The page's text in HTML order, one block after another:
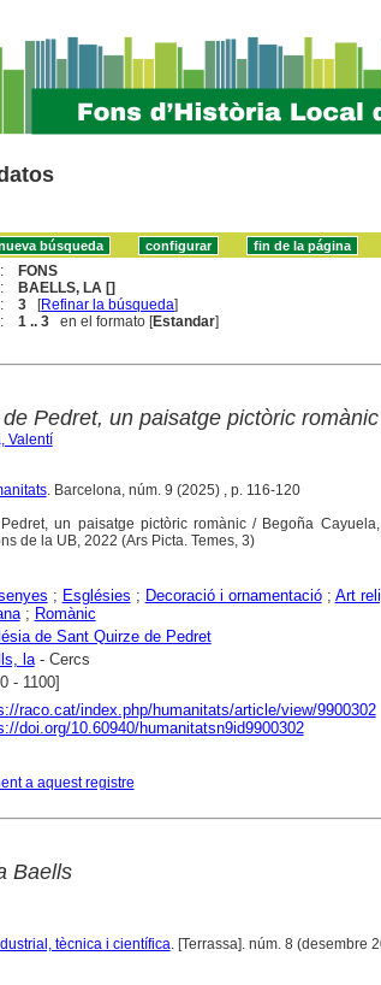
FONS
BAELLS, LA []
3 [Refinar la búsqueda]
1 .. 3 en el formato [Estandar]
Pedret, un paisatge pictòric romànic
Valentí
. Barcelona, núm. 9 (2025) , p. 116-120
un paisatge pictòric romànic / Begoña
de la UB, 2022 (Ars Picta. Temes, 3)
; Esglésies ; Decoració i ornamentació; Art
; Romànic
de Sant Quirze de Pedret
la- Cercs
- 1100]
raco.cat/index.php/humanitats/article/view/9900302
doi.org/10.60940/humanitatsn9id9900302
a aquest registre
Baells
tècnica i científica. [Terrassa]. núm. 8 (desembre